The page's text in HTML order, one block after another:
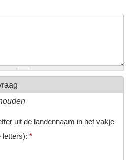
uit de landennaam in het vakje
letters): *